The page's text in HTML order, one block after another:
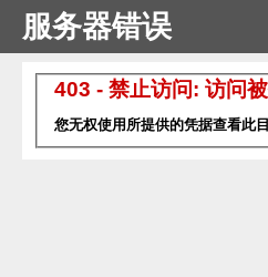
服务器错误
403 - 禁止访问: 访问被
您无权使用所提供的凭据查看此目